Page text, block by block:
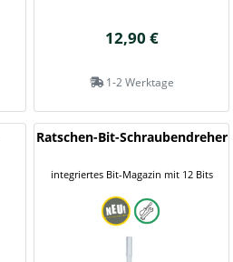
12,90 €
1-2 Werktage
Ratschen-Bit-Schraubendreher
integriertes Bit-Magazin mit 12 Bits